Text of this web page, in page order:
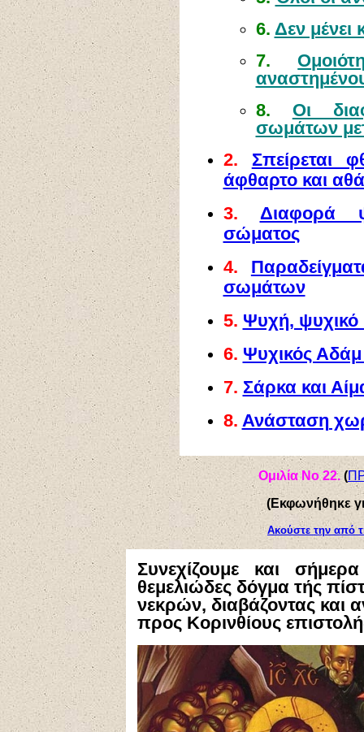
6. Δεν μένει
7.
8. Οι
σωμάτων
2. Σπείρεται
άφθαρτο και
3. Διαφορά
σώματος
4.
σωμάτων
5. Ψυχή, ψυχικό
6. Ψυχικός Αδάμ
7. Σάρκα και
8. Ανάσταση
Ομιλία Νο 22. (
(Εκφωνήθηκε
Ακούστε την από
Συνεχίζουμε και
θεμελιώδες δόγμα τής
νεκρών, διαβάζοντας και
προς Κορινθίους